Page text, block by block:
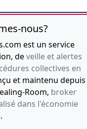
nous?
est un service
deveille et alertes
collectives en
et maintenu depuis
Room, broker
dans l'économie
.